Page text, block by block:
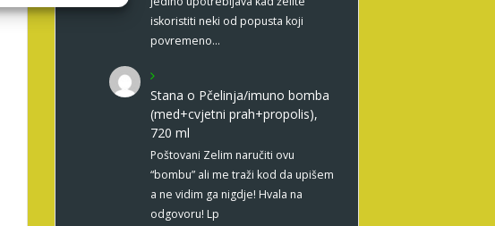
iskoristiti neki od popusta koji
povremeno…
Stana o Pčelinja/imuno bomba
(med+cvjetni prah+propolis),
720 ml
Poštovani Zelim naručiti ovu
“bombu” ali me traži kod da upišem
a ne vidim ga nigdje! Hvala na
odgovoru! Lp